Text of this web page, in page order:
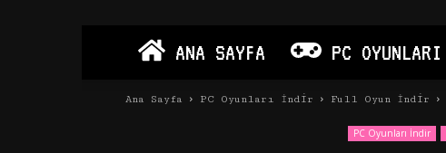
PC
Android
ANA SAYFA PC OYUNLARI
Ana Sayfa PC Oyunları İndir Full Oyun İndir
PC Oyunları İndir